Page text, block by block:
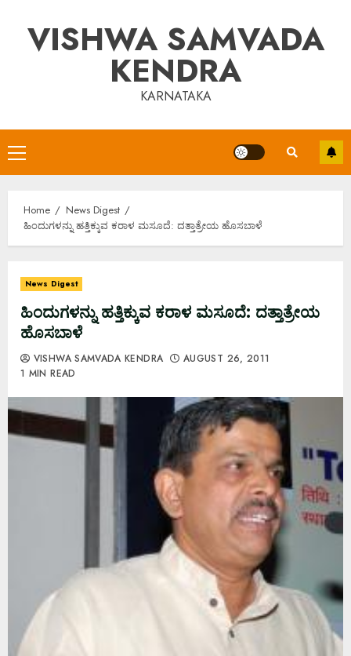
contentVISHWA SAMVADA
KENDRA
KARNATAKA
Primary
Menu
Home
News Digest
ಹಿಂದುಗಳನ್ನು ಹತ್ತಿಕ್ಕುವ ಕರಾಳ ಮಸೂದೆ: ದತ್ತಾತ್ರೇಯ ಹೊಸಬಾಳೆ
News Digest
ಹಿಂದುಗಳನ್ನು ಹತ್ತಿಕ್ಕುವ ಕರಾಳ ಮಸೂದೆ: ದತ್ತಾತ್ರೇಯ
ಹೊಸಬಾಳೆ
VISHWA SAMVADA KENDRA
AUGUST 26, 2011
1 MIN READ